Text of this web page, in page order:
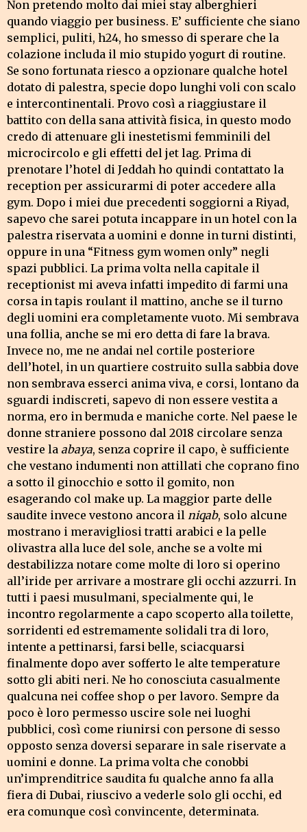
Non pretendo molto dai miei stay alberghieri
quando viaggio per business. E’ sufficiente che siano
semplici, puliti, h24, ho smesso di sperare che la
colazione includa il mio stupido yogurt di routine.
Se sono fortunata riesco a opzionare qualche hotel
dotato di palestra, specie dopo lunghi voli con scalo
e intercontinentali. Provo così a riaggiustare il
battito con della sana attività fisica, in questo modo
credo di attenuare gli inestetismi femminili del
microcircolo e gli effetti del jet lag. Prima di
prenotare l’hotel di Jeddah ho quindi contattato la
reception per assicurarmi di poter accedere alla
gym. Dopo i miei due precedenti soggiorni a Riyad,
sapevo che sarei potuta incappare in un hotel con la
palestra riservata a uomini e donne in turni distinti,
oppure in una “Fitness gym women only” negli
spazi pubblici. La prima volta nella capitale il
receptionist mi aveva infatti impedito di farmi una
corsa in tapis roulant il mattino, anche se il turno
degli uomini era completamente vuoto. Mi sembrava
una follia, anche se mi ero detta di fare la brava.
Invece no, me ne andai nel cortile posteriore
dell’hotel, in un quartiere costruito sulla sabbia dove
non sembrava esserci anima viva, e corsi, lontano da
sguardi indiscreti, sapevo di non essere vestita a
norma, ero in bermuda e maniche corte. Nel paese le
donne straniere possono dal 2018 circolare senza
vestire la abaya, senza coprire il capo, è sufficiente
che vestano indumenti non attillati che coprano fino
a sotto il ginocchio e sotto il gomito, non
esagerando col make up. La maggior parte delle
saudite invece vestono ancora il niqab, solo alcune
mostrano i meravigliosi tratti arabici e la pelle
olivastra alla luce del sole, anche se a volte mi
destabilizza notare come molte di loro si operino
all’iride per arrivare a mostrare gli occhi azzurri. In
tutti i paesi musulmani, specialmente qui, le
incontro regolarmente a capo scoperto alla toilette,
sorridenti ed estremamente solidali tra di loro,
intente a pettinarsi, farsi belle, sciacquarsi
finalmente dopo aver sofferto le alte temperature
sotto gli abiti neri. Ne ho conosciuta casualmente
qualcuna nei coffee shop o per lavoro. Sempre da
poco è loro permesso uscire sole nei luoghi
pubblici, così come riunirsi con persone di sesso
opposto senza doversi separare in sale riservate a
uomini e donne. La prima volta che conobbi
un’imprenditrice saudita fu qualche anno fa alla
fiera di Dubai, riuscivo a vederle solo gli occhi, ed
era comunque così convincente, determinata.